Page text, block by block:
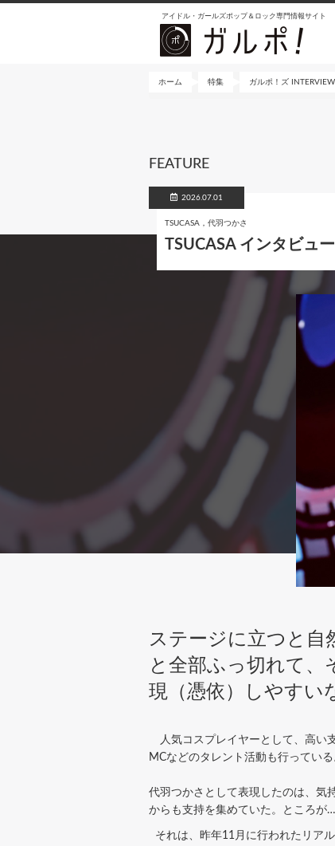
アイドル・ガールズポップ＆ロック専門情報サイト
ホーム 特集 ガルポ！ズ INTERVIEW
FEATURE
2026.07.01
TSUCASA，代羽つかさ
TSUCASA インタビュ
ステージに立つと自
と全部ふっ切れて、
現（憑依）しやすい
人気コスプレイヤーとして、高い
MCなどのタレント活動も行ってい
代羽つかさとして表現したのは、気
からも支持を集めていた。ところが…
それは、昨年11月に行われたリア